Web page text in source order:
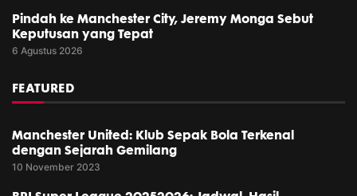
Pindah ke Manchester City, Jeremy Monga Sebut
Keputusan yang Tepat
6 Agustus 2026
FEATURED
Manchester United: Klub Sepak Bola Terkenal
dengan Sejarah Gemilang
10 November 2023